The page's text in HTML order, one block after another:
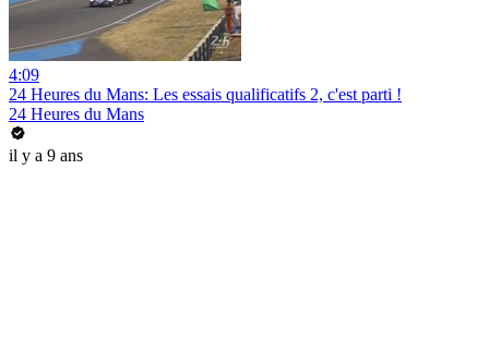
4:09
24 Heures du Mans: Les essais qualificatifs 2, c'est parti !
24 Heures du Mans
il y a 9 ans